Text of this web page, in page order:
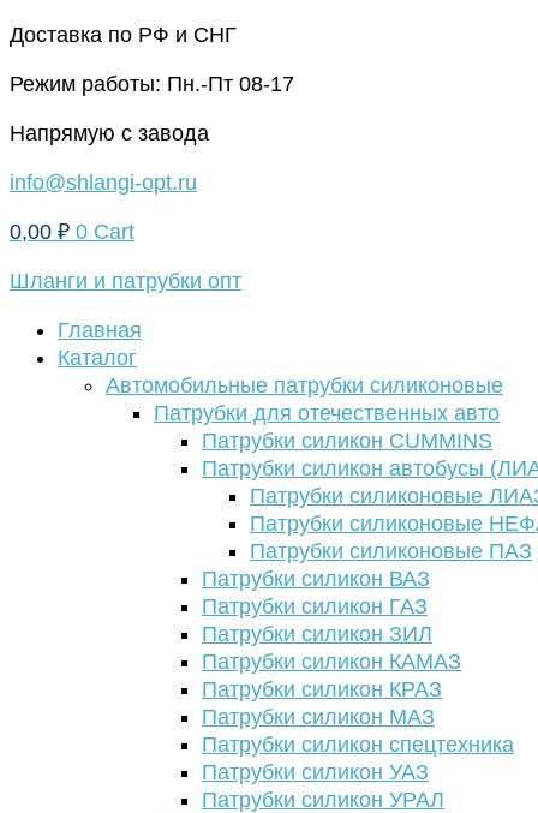
Перейти
содержимому
Доставка по РФ и СНГ
Режим работы: Пн.-Пт 08-17
Напрямую с завода
info@shlangi-opt.ru
0,00 ₽ 0 Cart
Шланги и патрубки опт
Главная
Каталог
Автомобильные патрубки силиконовые
Патрубки для отечественных авто
Патрубки силикон CUMMINS
Патрубки силикон автобусы
Патрубки силиконовые
Патрубки силиконовые
Патрубки силиконовые ПАЗ
Патрубки силикон ВАЗ
Патрубки силикон ГАЗ
Патрубки силикон ЗИЛ
Патрубки силикон КАМАЗ
Патрубки силикон КРАЗ
Патрубки силикон МАЗ
Патрубки силикон спецтехника
Патрубки силикон УАЗ
Патрубки силикон УРАЛ